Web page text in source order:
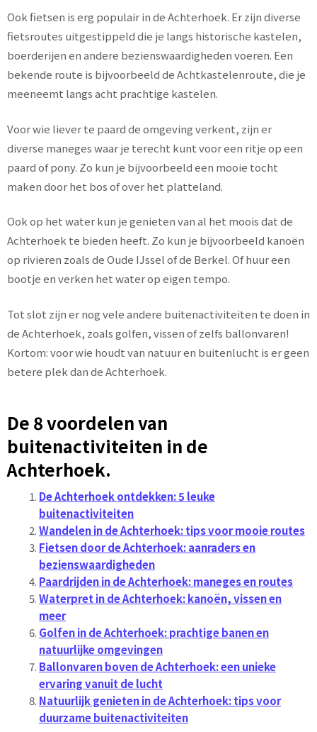
Ook fietsen is erg populair in de Achterhoek. Er zijn diverse
fietsroutes uitgestippeld die je langs historische kastelen,
boerderijen en andere bezienswaardigheden voeren. Een
bekende route is bijvoorbeeld de Achtkastelenroute, die je
meeneemt langs acht prachtige kastelen.
Voor wie liever te paard de omgeving verkent, zijn er
diverse maneges waar je terecht kunt voor een ritje op een
paard of pony. Zo kun je bijvoorbeeld een mooie tocht
maken door het bos of over het platteland.
Ook op het water kun je genieten van al het moois dat de
Achterhoek te bieden heeft. Zo kun je bijvoorbeeld kanoën
op rivieren zoals de Oude IJssel of de Berkel. Of huur een
bootje en verken het water op eigen tempo.
Tot slot zijn er nog vele andere buitenactiviteiten te doen in
de Achterhoek, zoals golfen, vissen of zelfs ballonvaren!
Kortom: voor wie houdt van natuur en buitenlucht is er geen
betere plek dan de Achterhoek.
De 8 voordelen van
buitenactiviteiten in de
Achterhoek.
De Achterhoek ontdekken: 5 leuke
buitenactiviteiten
Wandelen in de Achterhoek: tips voor mooie routes
Fietsen door de Achterhoek: aanraders en
bezienswaardigheden
Paardrijden in de Achterhoek: maneges en routes
Waterpret in de Achterhoek: kanoën, vissen en
meer
Golfen in de Achterhoek: prachtige banen en
natuurlijke omgevingen
Ballonvaren boven de Achterhoek: een unieke
ervaring vanuit de lucht
Natuurlijk genieten in de Achterhoek: tips voor
duurzame buitenactiviteiten